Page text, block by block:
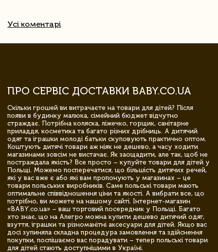
Усі коментарі
ПРО СЕРВІС ДОСТАВКИ BABY.CO.UA
Скільки грошей ви витрачаєте на товари для дітей? Після
появи в будинку малюка, сімейний бюджет відчутно
страждає. Потрібна коляска, ліжечко, горщик, санітарне
приладдя, косметика та багато різних дрібниць. А дитячий
одяг та іграшки молоді батьки скуповують практично оптом.
Коштують дитячі товари аж ніяк не дешево, а часу ходити
магазинами зовсім не вистачає. Як заощадити, але так, щоб не
постраждала якість? Все просто – купуйте товари для дітей у
Польщі. Можемо посперечатися, що більшість дитячих речей,
які у вас вже є або які вам пропонують у магазинах – це
товари польських виробників. Саме польські товари мають
оптимальне співвідношення ціни та якості. А вибрати все, що
потрібно, ви можете на нашому сайті. Інтернет-магазин
«BABY.co.ua» – ваш торговий посередник у Польщі. Багато
хто знає, що на Алегро можна купити дешево дитячий одяг,
взуття, іграшки та різноманітні аксесуари для дітей. Якщо вас
досі зупиняла складна процедура замовлення та здійснення
покупки, поспішаємо вас порадувати – тепер польські товари
для дітей стають доступнішими в Україні.